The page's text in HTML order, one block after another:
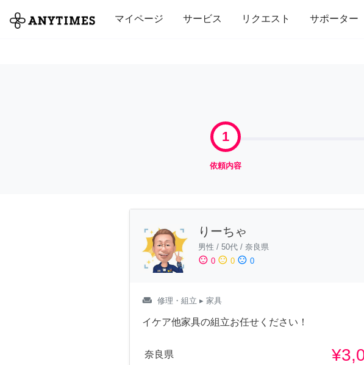
マイページ サービス リクエスト サポーター
全て 修理・組立 家事 引っ越し インテリア
1
依頼内容
りーちゃ
男性 / 50代 / 奈良県
sentiment_satisfied 0 sentiment_neutral 0 sentiment_dissatisfied 0
weekend 修理・組立 ▸ 家具
イケア他家具の組立お任せください！
奈良県